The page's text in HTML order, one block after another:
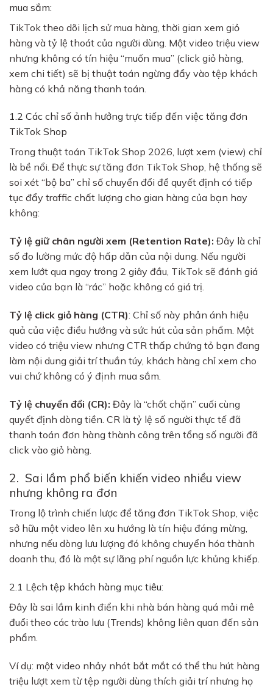
mua sắm:
TikTok theo dõi lịch sử mua hàng, thời gian xem giỏ
hàng và tỷ lệ thoát của người dùng. Một video triệu view
nhưng không có tín hiệu “muốn mua” (click giỏ hàng,
xem chi tiết) sẽ bị thuật toán ngừng đẩy vào tệp khách
hàng có khả năng thanh toán.
1.2 Các chỉ số ảnh hưởng trực tiếp đến việc tăng đơn
TikTok Shop
Trong thuật toán TikTok Shop 2026, lượt xem (view) chỉ
là bề nổi. Để thực sự tăng đơn TikTok Shop, hệ thống sẽ
soi xét “bộ ba” chỉ số chuyển đổi để quyết định có tiếp
tục đẩy traffic chất lượng cho gian hàng của bạn hay
không:
Tỷ lệ giữ chân người xem (Retention Rate): Đây là chỉ
số đo lường mức độ hấp dẫn của nội dung. Nếu người
xem lướt qua ngay trong 2 giây đầu, TikTok sẽ đánh giá
video của bạn là “rác” hoặc không có giá trị.
Tỷ lệ click giỏ hàng (CTR): Chỉ số này phản ánh hiệu
quả của việc điều hướng và sức hút của sản phẩm. Một
video có triệu view nhưng CTR thấp chứng tỏ bạn đang
làm nội dung giải trí thuần túy, khách hàng chỉ xem cho
vui chứ không có ý định mua sắm.
Tỷ lệ chuyển đổi (CR): Đây là “chốt chặn” cuối cùng
quyết định dòng tiền. CR là tỷ lệ số người thực tế đã
thanh toán đơn hàng thành công trên tổng số người đã
click vào giỏ hàng.
2. Sai lầm phổ biến khiến video nhiều view
nhưng không ra đơn
Trong lộ trình chiến lược để tăng đơn TikTok Shop, việc
sở hữu một video lên xu hướng là tín hiệu đáng mừng,
nhưng nếu dòng lưu lượng đó không chuyển hóa thành
doanh thu, đó là một sự lãng phí nguồn lực khủng khiếp.
2.1 Lệch tệp khách hàng mục tiêu:
Đây là sai lầm kinh điển khi nhà bán hàng quá mải mê
đuổi theo các trào lưu (Trends) không liên quan đến sản
phẩm.
Ví dụ: một video nhảy nhót bắt mắt có thể thu hút hàng
triệu lượt xem từ tệp người dùng thích giải trí nhưng họ